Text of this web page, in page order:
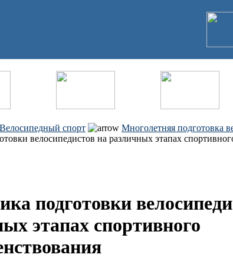
Велосипедный спорт
Многолетняя подготовка
велосипедистов на различных этапах
подготовки
этапах спортивного